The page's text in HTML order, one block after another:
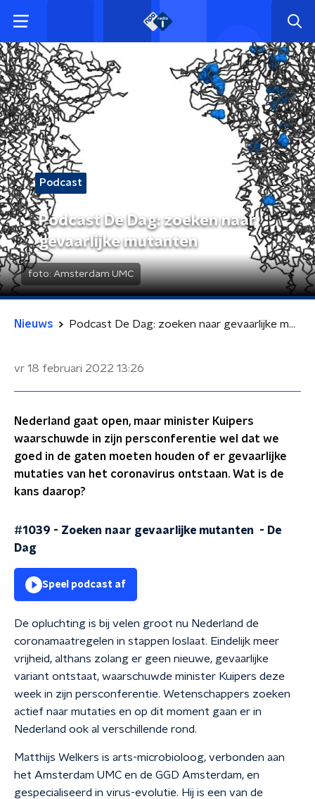
Podcast
Podcast De Dag: zoeken naar
gevaarlijke mutanten
foto: Amsterdam UMC
Nieuws Podcast De Dag: zoeken naar gevaarlijke mutanten
vr 18 februari 2022 13:26
Nederland gaat open, maar minister Kuipers
waarschuwde in zijn persconferentie wel dat we
goed in de gaten moeten houden of er gevaarlijke
mutaties van het coronavirus ontstaan. Wat is de
kans daarop?
#1039 - Zoeken naar gevaarlijke mutanten - De
Dag
Speel podcast af
De opluchting is bij velen groot nu Nederland de
coronamaatregelen in stappen loslaat. Eindelijk meer
vrijheid, althans zolang er geen nieuwe, gevaarlijke
variant ontstaat, waarschuwde minister Kuipers deze
week in zijn persconferentie. Wetenschappers zoeken
actief naar mutaties en op dit moment gaan er in
Nederland ook al verschillende rond.
Matthijs Welkers is arts-microbioloog, verbonden aan
het Amsterdam UMC en de GGD Amsterdam, en
gespecialiseerd in virus-evolutie. Hij is een van de